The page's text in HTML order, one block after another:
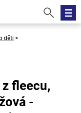
děti >
fleecu,
-